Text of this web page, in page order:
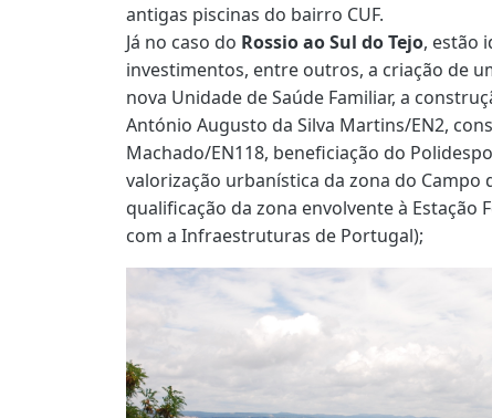
antigas piscinas do bairro CUF.
Já no caso do Rossio ao Sul do Tejo, estão
investimentos, entre outros, a criação de
nova Unidade de Saúde Familiar, a
António Augusto da Silva Martins/EN2,
Machado/EN118, beneficiação do
valorização urbanística da zona do
qualificação da zona envolvente à
com a Infraestruturas de Portugal);